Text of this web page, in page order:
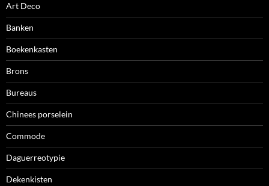
Art Deco
Banken
Boekenkasten
Brons
Bureaus
Chinees porselein
Commode
Daguerreotypie
Dekenkisten